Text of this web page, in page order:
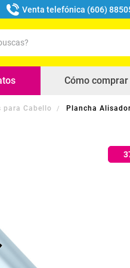
Venta telefónica (606)
Cómo comprar
para Cabello Plancha
buscados